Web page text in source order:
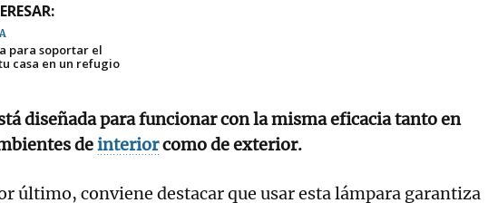
para soportar el
casa en un refugio
diseñada para funcionar con la misma eficacia tanto en
deinteriorcomo de exterior.
último, conviene destacar que usar esta lámpara garantiza